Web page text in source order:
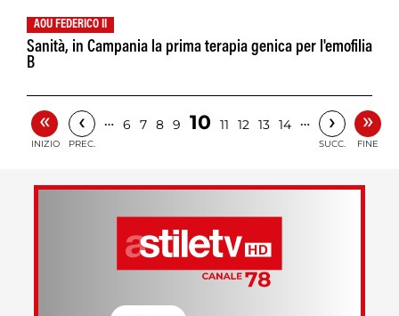
AOU FEDERICO II
Sanità, in Campania la prima terapia genica per l'emofilia
B
«
INIZIO
‹
PREC.
… 6 7 8 9 10 11 12 13 14 … ›
SUCC.
»
FINE